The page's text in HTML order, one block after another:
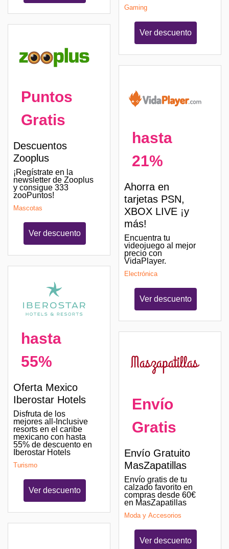
Puntos
Gratis
Descuentos
Zooplus
¡Regístrate en la
newsletter de Zooplus
y consigue 333
zooPuntos!
Mascotas
Ver descuento
hasta
55%
Oferta Mexico
Iberostar Hotels
Disfruta de los
mejores all-Inclusive
resorts en el caribe
mexicano con hasta
55% de descuento en
Iberostar Hotels
Turismo
Ver descuento
Gaming
Ver descuento
hasta
21%
Ahorra en
tarjetas PSN,
XBOX LIVE ¡y
más!
Encuentra tu
videojuego al mejor
precio con
VidaPlayer.
Electrónica
Ver descuento
Envío
Gratis
Envío Gratuito
MasZapatillas
Envío gratis de tu
calzado favorito en
compras desde 60€
en MasZapatillas
Moda y Accesorios
Ver descuento